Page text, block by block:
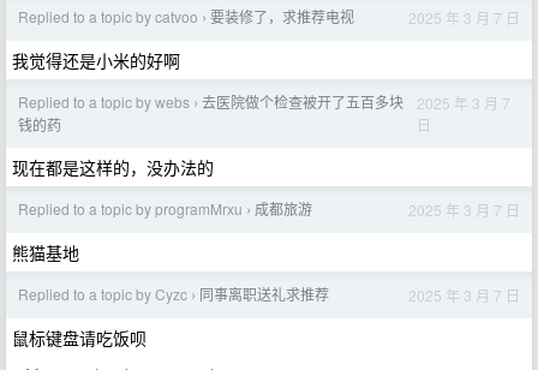
Replied to a topic by catvoo › 要装修了，求推荐电视 2025 年 3 月 7 日
我觉得还是小米的好啊
Replied to a topic by webs › 去医院做个检查被开了五百多块
钱的药
2025 年 3 月 7
日
现在都是这样的，没办法的
Replied to a topic by programMrxu › 成都旅游 2025 年 3 月 7 日
熊猫基地
Replied to a topic by Cyzc › 同事离职送礼求推荐 2025 年 3 月 7 日
鼠标键盘请吃饭呗